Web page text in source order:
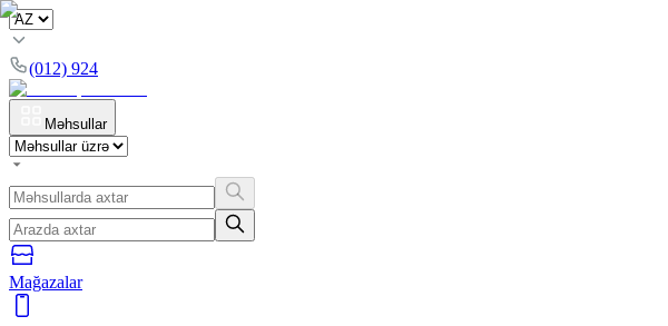
(012) 924
Məhsullar
Mağazalar